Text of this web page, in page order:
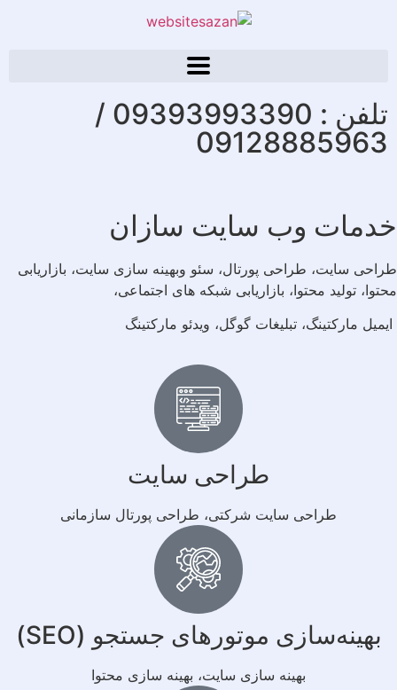
تلفن : 09393993390 /
09128885963
وب سایت سازان
سایت، طراحی پورتال، سئو وبهینه سازی سایت، بازاریابی
تولید محتوا، بازاریابی شبکه های اجتماعی،
مارکتینگ، تبلیغات گوگل، ویدئو مارکتینگ
طراحی سایت
طراحی سایت شرکتی، طراحی پورتال سازمانی
بهینه‌سازی موتورهای جستجو (SEO)
بهینه سازی سایت، بهینه سازی محتوا